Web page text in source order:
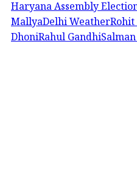
Haryana Assembly
MallyaDelhi Weather
DhoniRahul Gandhi